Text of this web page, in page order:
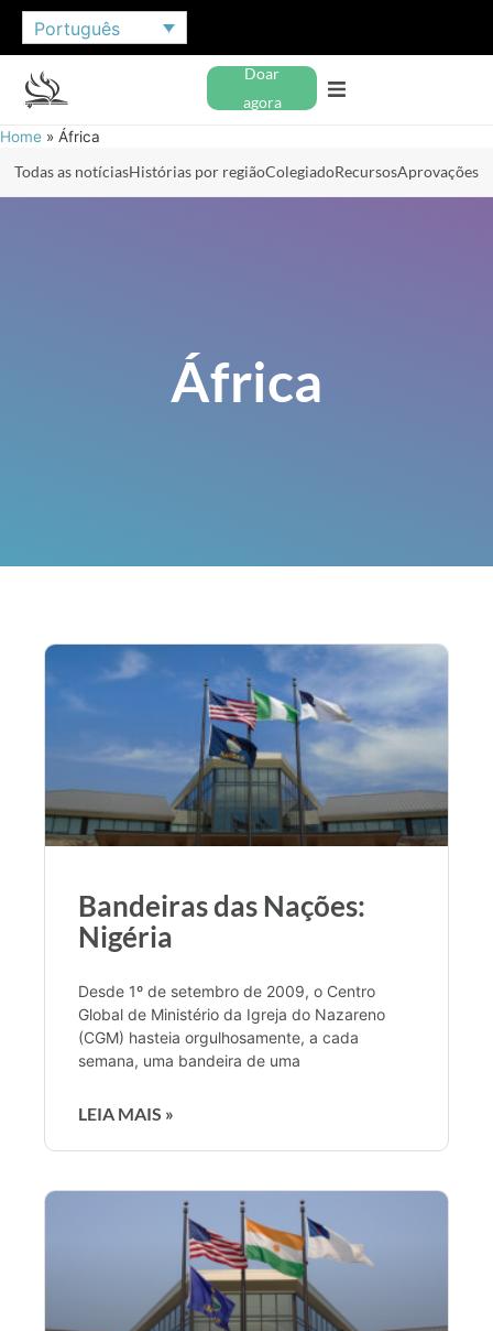
Português
Doar
agora
Home » África
Todas as notíciasHistórias por regiãoColegiadoRecursosAprovações
África
Bandeiras das Nações:
Nigéria
Desde 1º de setembro de 2009, o Centro
Global de Ministério da Igreja do Nazareno
(CGM) hasteia orgulhosamente, a cada
semana, uma bandeira de uma
LEIA MAIS »